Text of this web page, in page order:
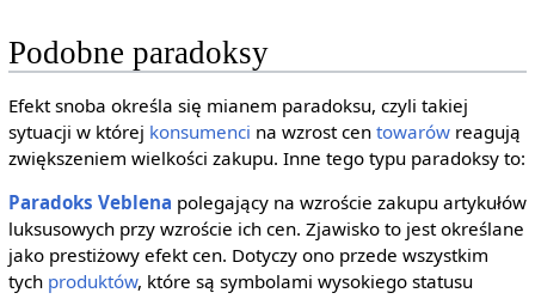
Podobne paradoksy
Efekt snoba określa się mianem paradoksu, czyli takiej
sytuacji w której konsumenci na wzrost cen towarówreagują
zwiększeniem wielkości zakupu. Inne tego typu paradoksy to:
Paradoks Veblena polegający na wzroście zakupu artykułów
luksusowych przy wzroście ich cen. Zjawisko to jest określane
jako prestiżowy efekt cen. Dotyczy ono przede wszystkim
tych produktów, które są symbolami wysokiego statusu